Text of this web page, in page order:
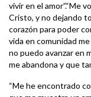
vivir en el amor”.“Me
Cristo, y no dejando
corazón para poder
vida en comunidad
no puedo avanzar en
me abandona y que
“Me he encontrado